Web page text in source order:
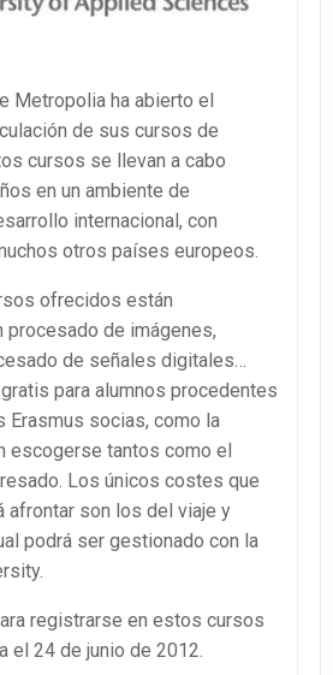
Metropolia ha abierto el
de sus cursos de
cursos se llevan a cabo
en un ambiente de
internacional, con
otros países europeos.
ofrecidos están
procesado de imágenes,
de señales digitales…
para alumnos procedentes
Erasmus socias, como la
escogerse tantos como el
Los únicos costes que
afrontar son los del viaje y
podrá ser gestionado con la
registrarse en estos cursos
el 24 de junio de 2012.